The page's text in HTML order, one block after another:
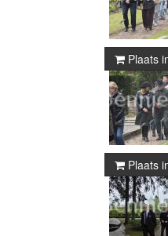
Plaats
Plaats